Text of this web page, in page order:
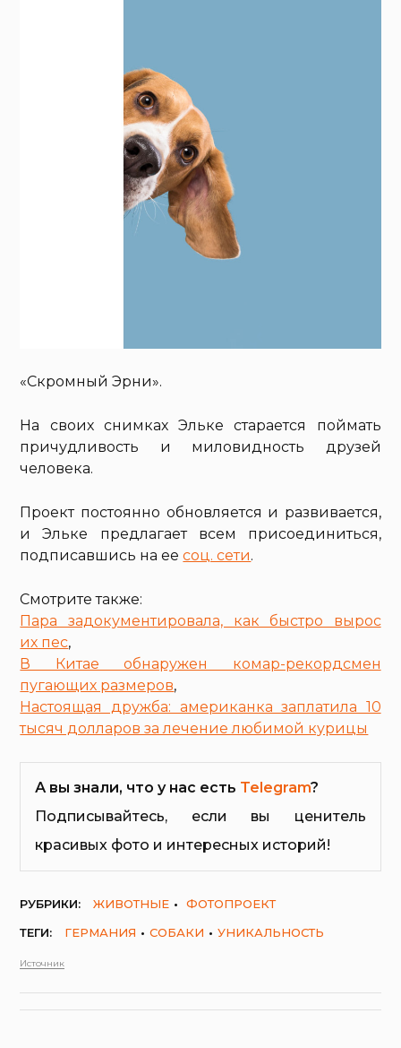
«Скромный Эрни».
На своих снимках Эльке старается поймать
причудливость и миловидность друзей
человека.
Проект постоянно обновляется и развивается,
и Эльке предлагает всем присоединиться,
подписавшись на еесоц. сети.
Смотрите также:
Пара задокументировала, как быстро вырос
их пес,
В Китае обнаружен комар-рекордсмен
пугающих размеров,
Настоящая дружба: американка заплатила 10
тысяч долларов за лечение любимой курицы
А вы знали, что у нас есть Telegram?
Подписывайтесь, если вы ценитель
красивых фото и интересных историй!
РУБРИКИ: ЖИВОТНЫЕ
ФОТОПРОЕКТ
ТЕГИ:
ГЕРМАНИЯ СОБАКИ УНИКАЛЬНОСТЬ
Источник